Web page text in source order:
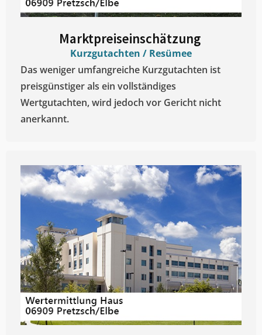
Marktpreiseinschätzung ​
Kurzgutachten / Resümee
Das weniger umfangreiche Kurzgutachten ist
preisgünstiger als ein vollständiges
Wertgutachten, wird jedoch vor Gericht nicht
anerkannt.